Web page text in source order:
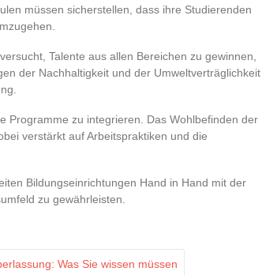
müssen sicherstellen, dass ihre Studierenden
Talente aus allen Bereichen zu gewinnen,
der Nachhaltigkeit und der Umweltverträglichkeit
Programme zu integrieren. Das Wohlbefinden der
verstärkt auf Arbeitspraktiken und die
Bildungseinrichtungen Hand in Hand mit der
zu gewährleisten.
Was Sie wissen müssen